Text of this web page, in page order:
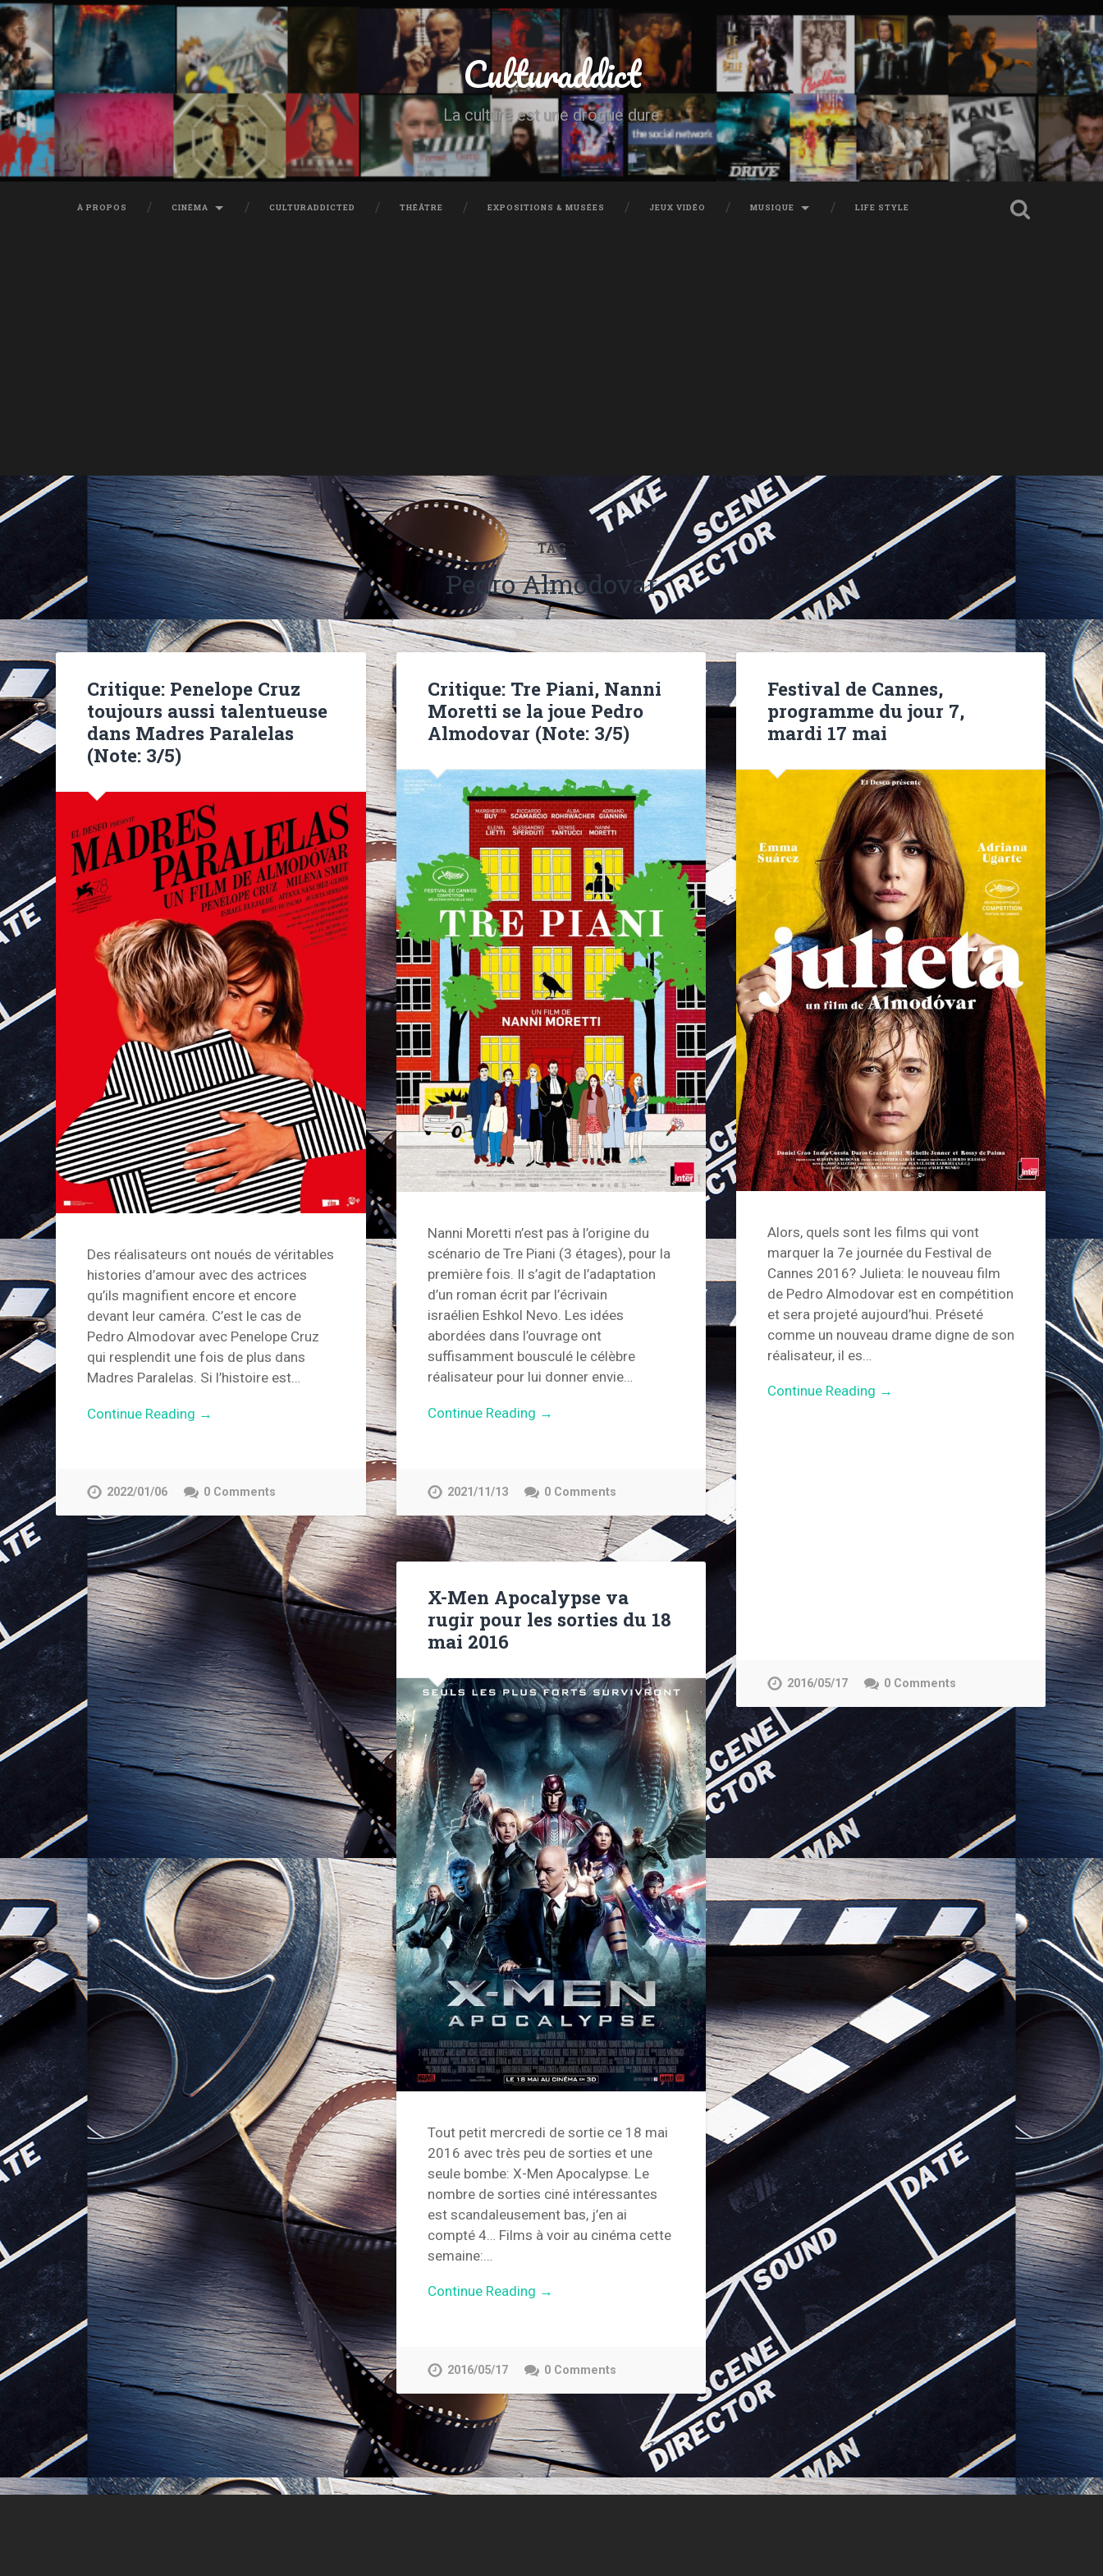
Culturaddict
La culture est une drogue dure
À PROPOS CINÉMA CULTURADDICTED THÉÂTRE EXPOSITIONS & MUSÉES JEUX VIDÉO MUSIQUE LIFE STYLE
TAG
Pedro Almodovar
Critique: Penelope Cruz
toujours aussi talentueuse
dans Madres Paralelas
(Note: 3/5)
Des réalisateurs ont noués de véritables
histories d’amour avec des actrices
qu’ils magnifient encore et encore
devant leur caméra. C’est le cas de
Pedro Almodovar avec Penelope Cruz
qui resplendit une fois de plus dans
Madres Paralelas. Si l’histoire est…
Continue Reading →
2022/01/06 0 Comments
Critique: Tre Piani, Nanni
Moretti se la joue Pedro
Almodovar (Note: 3/5)
Nanni Moretti n’est pas à l’origine du
scénario de Tre Piani (3 étages), pour la
première fois. Il s’agit de l’adaptation
d’un roman écrit par l’écrivain
israélien Eshkol Nevo. Les idées
abordées dans l’ouvrage ont
suffisamment bousculé le célèbre
réalisateur pour lui donner envie…
Continue Reading →
2021/11/13 0 Comments
Festival de Cannes,
programme du jour 7,
mardi 17 mai
Alors, quels sont les films qui vont
marquer la 7e journée du Festival de
Cannes 2016? Julieta: le nouveau film
de Pedro Almodovar est en compétition
et sera projeté aujourd’hui. Préseté
comme un nouveau drame digne de son
réalisateur, il es…
Continue Reading →
2016/05/17 0 Comments
X-Men Apocalypse va
rugir pour les sorties du 18
mai 2016
Tout petit mercredi de sortie ce 18 mai
2016 avec très peu de sorties et une
seule bombe: X-Men Apocalypse. Le
nombre de sorties ciné intéressantes
est scandaleusement bas, j’en ai
compté 4… Films à voir au cinéma cette
semaine:…
Continue Reading →
2016/05/17 0 Comments